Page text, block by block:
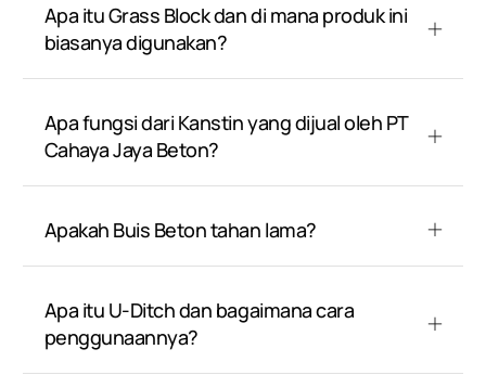
Apa itu Grass Block dan di mana produk ini
biasanya digunakan?
Apa fungsi dari Kanstin yang dijual oleh PT
Cahaya Jaya Beton?
Apakah Buis Beton tahan lama?
Apa itu U-Ditch dan bagaimana cara
penggunaannya?